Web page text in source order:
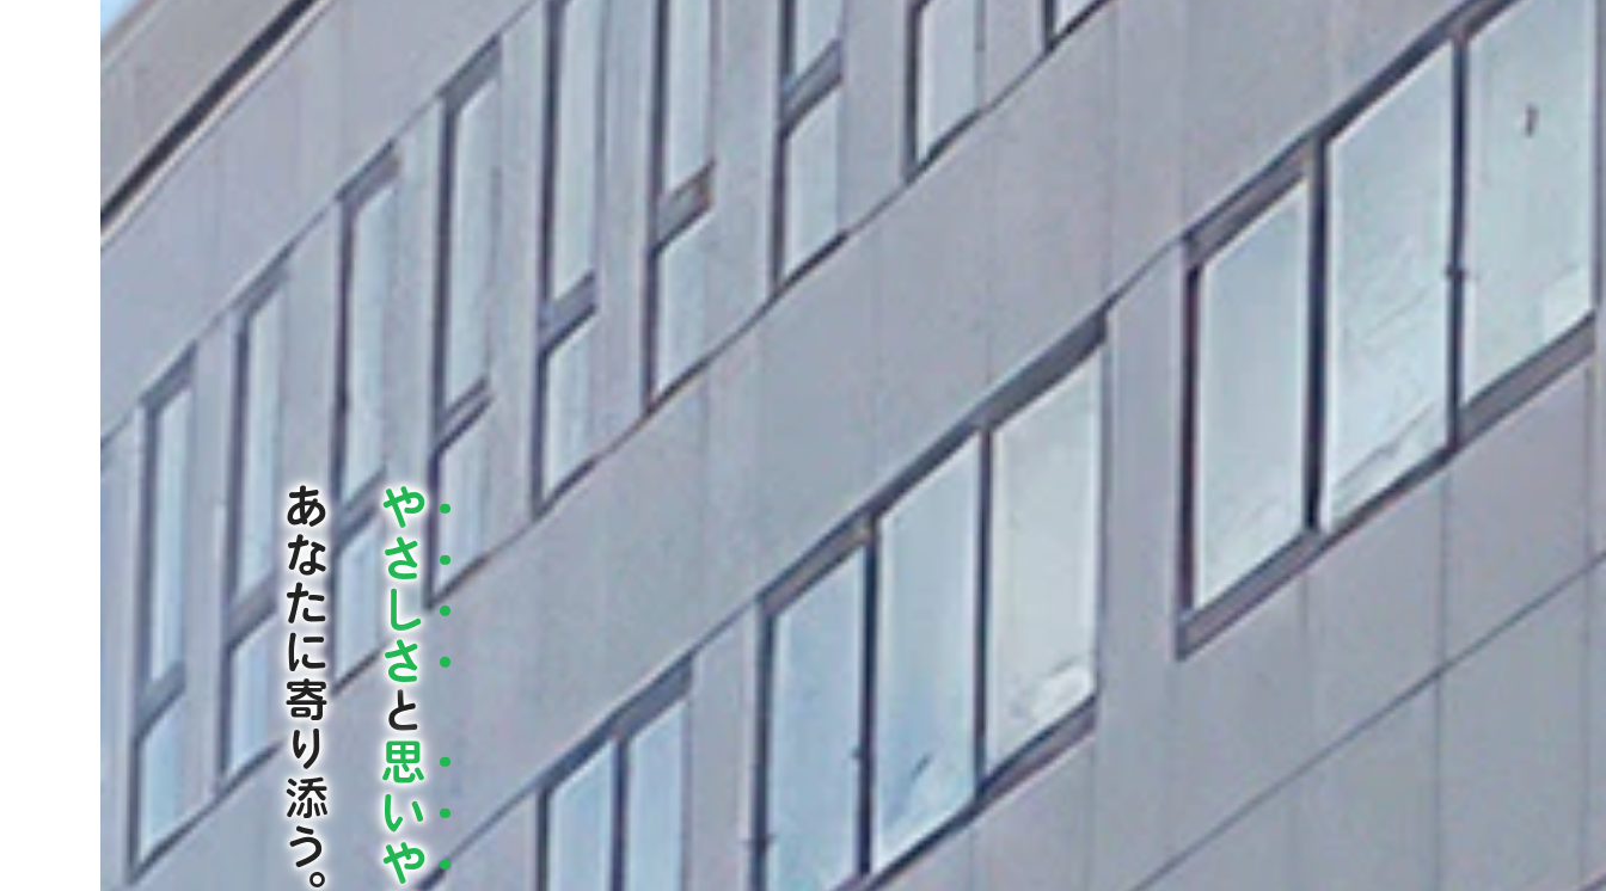
や
さ
し
さ
と
思
い
や
あなたに寄り添う。